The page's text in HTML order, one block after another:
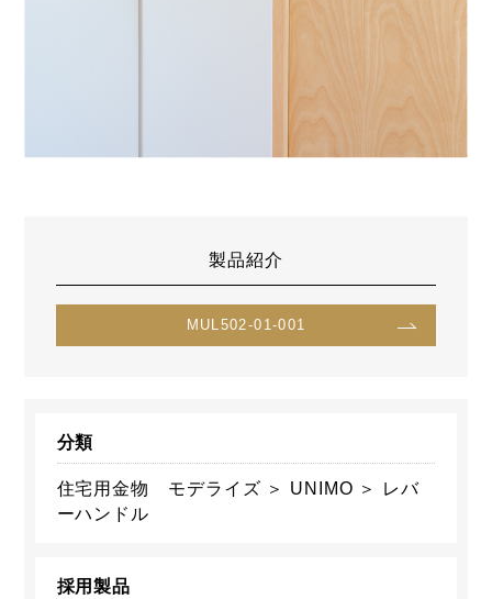
製品紹介
MUL502-01-001
分類
住宅用金物 モデライズ ＞ UNIMO ＞ レバ
ーハンドル
採用製品